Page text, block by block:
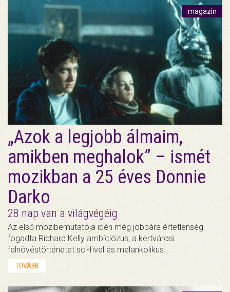
magazin
„Azok a legjobb álmaim,
amikben meghalok” – ismét
mozikban a 25 éves Donnie
Darko
28 nap van a világvégéig
Az első mozibemutatója idén még jobbára értetlenség
fogadta Richard Kelly ambíciózus, a kertvárosi
felnövéstörténetet sci-fivel és melankolikus…
TOVÁBB